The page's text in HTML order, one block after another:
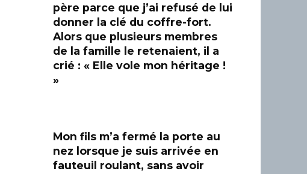
père parce que j’ai refusé de lui
donner la clé du coffre-fort.
Alors que plusieurs membres
de la famille le retenaient, il a
crié : « Elle vole mon héritage !
»
Mon fils m’a fermé la porte au
nez lorsque je suis arrivée en
fauteuil roulant, sans avoir